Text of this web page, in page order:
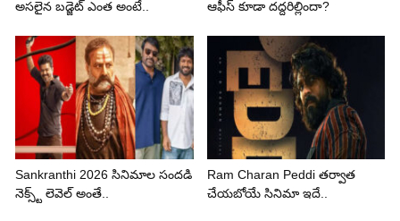
అసలైన బడ్జెట్ ఎంత అంటే.. ఆఫీస్ కూడా దద్దరిల్లిందా?
Sankranthi 2026 సినిమాల సందడి
నెక్స్ట్ లెవెల్ అంతే..
Ram Charan Peddi తర్వాత
చేయబోయే సినిమా ఇదే..